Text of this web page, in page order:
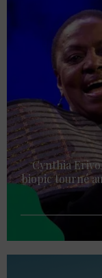
Cynthia
biopic tourné